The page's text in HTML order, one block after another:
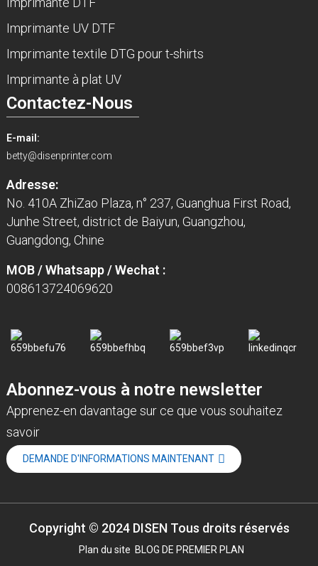
Imprimante UV DTF
Imprimante textile DTG pour t-shirts
Imprimante à plat UV
Contactez-Nous
E-mail:
betty@disenprinter.com
Adresse:
No. 410A ZhiZao Plaza, n° 237, Guanghua First Road,
Junhe Street, district de Baiyun, Guangzhou,
Guangdong, Chine
MOB / Whatsapp / Wechat :
008613724069620
Abonnez-vous à notre newsletter
Apprenez-en davantage sur ce que vous souhaitez
savoir
DEMANDE D'INFORMATIONS MAINTENANT
Copyright © 2024 DISEN Tous droits réservés
Plan du site BLOG DE PREMIER PLAN